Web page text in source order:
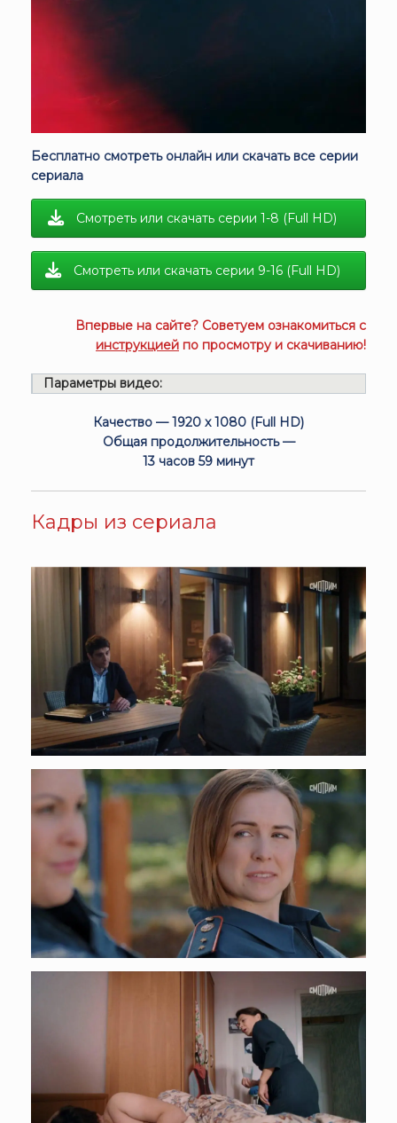
Бесплатно смотреть онлайн или скачать все серии
сериала
Смотреть или скачать серии 1-8 (Full HD)
Смотреть или скачать серии 9-16 (Full HD)
Впервые на сайте? Советуем ознакомиться с
инструкцией по просмотру и скачиванию!
Параметры видео:
Качество — 1920 x 1080 (Full HD)
Общая продолжительность —
13 часов 59 минут
Кадры из сериала